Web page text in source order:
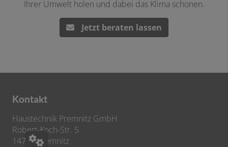
Ihrer Umwelt holen und dabei das Klima schonen.
Jetzt beraten lassen
Kontakt
Haustechnik Premnitz GmbH
Robert-Koch-Str. 5
14727 Premnitz